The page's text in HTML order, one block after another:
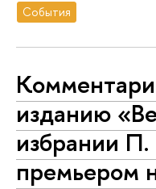
События
изданию
избрании
премьером